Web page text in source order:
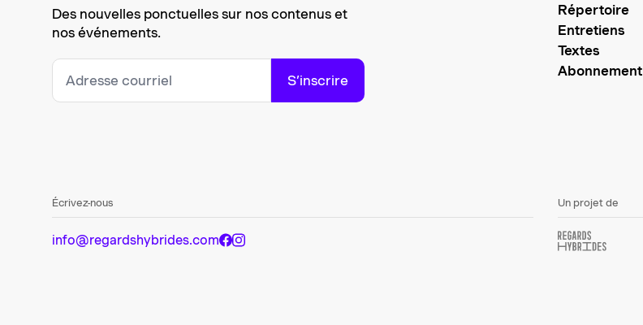
Des nouvelles ponctuelles sur nos contenus et
nos événements.
S’inscrire
Répertoire
Entretiens
Textes
Abonnement
Écrivez-nous
info@regardshybrides.com
Un projet de